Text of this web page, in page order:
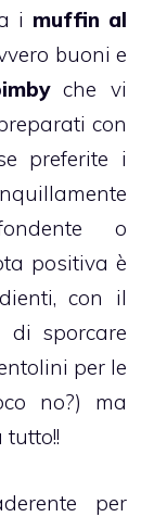
i muffin al
buoni e
che vi
con
preferite i
o
positiva è
con il
sporcare
per le
no?) ma
per